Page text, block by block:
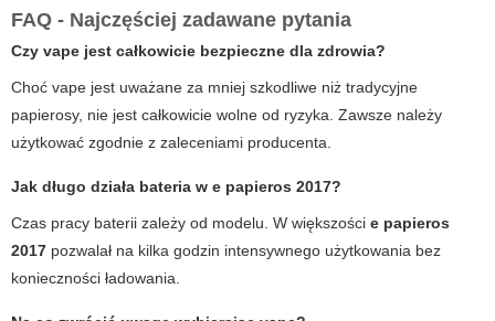
FAQ - Najczęściej zadawane pytania
Czy vape jest całkowicie bezpieczne dla zdrowia?
Choć vape jest uważane za mniej szkodliwe niż tradycyjne
papierosy, nie jest całkowicie wolne od ryzyka. Zawsze należy
użytkować zgodnie z zaleceniami producenta.
Jak długo działa bateria w e papieros 2017?
Czas pracy baterii zależy od modelu. W większości e papieros
2017 pozwalał na kilka godzin intensywnego użytkowania bez
konieczności ładowania.